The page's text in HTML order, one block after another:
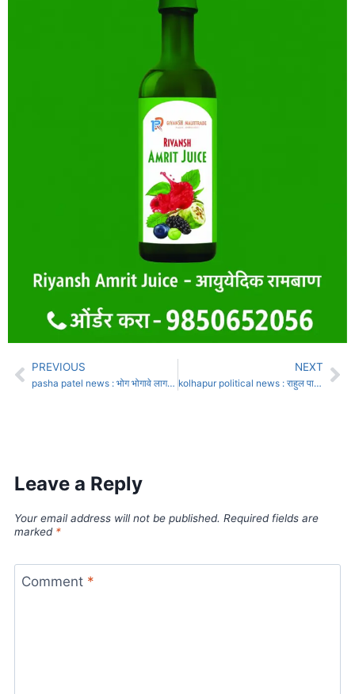
PREVIOUS
pasha patel news : भोग भोगावे लागतील, शेतकर्‍यांनी नुकसानीची सवय करून घ्यावी; भाजपा नेते पाशा पटेलांचा अजब सल्ला
NEXT
kolhapur political news : राहुल पाटील-चंद्रदीप नरके मित्र बनतील – हसन मुश्रीफ
Leave a Reply
Your email address will not be published. Required fields are
marked *
Comment *